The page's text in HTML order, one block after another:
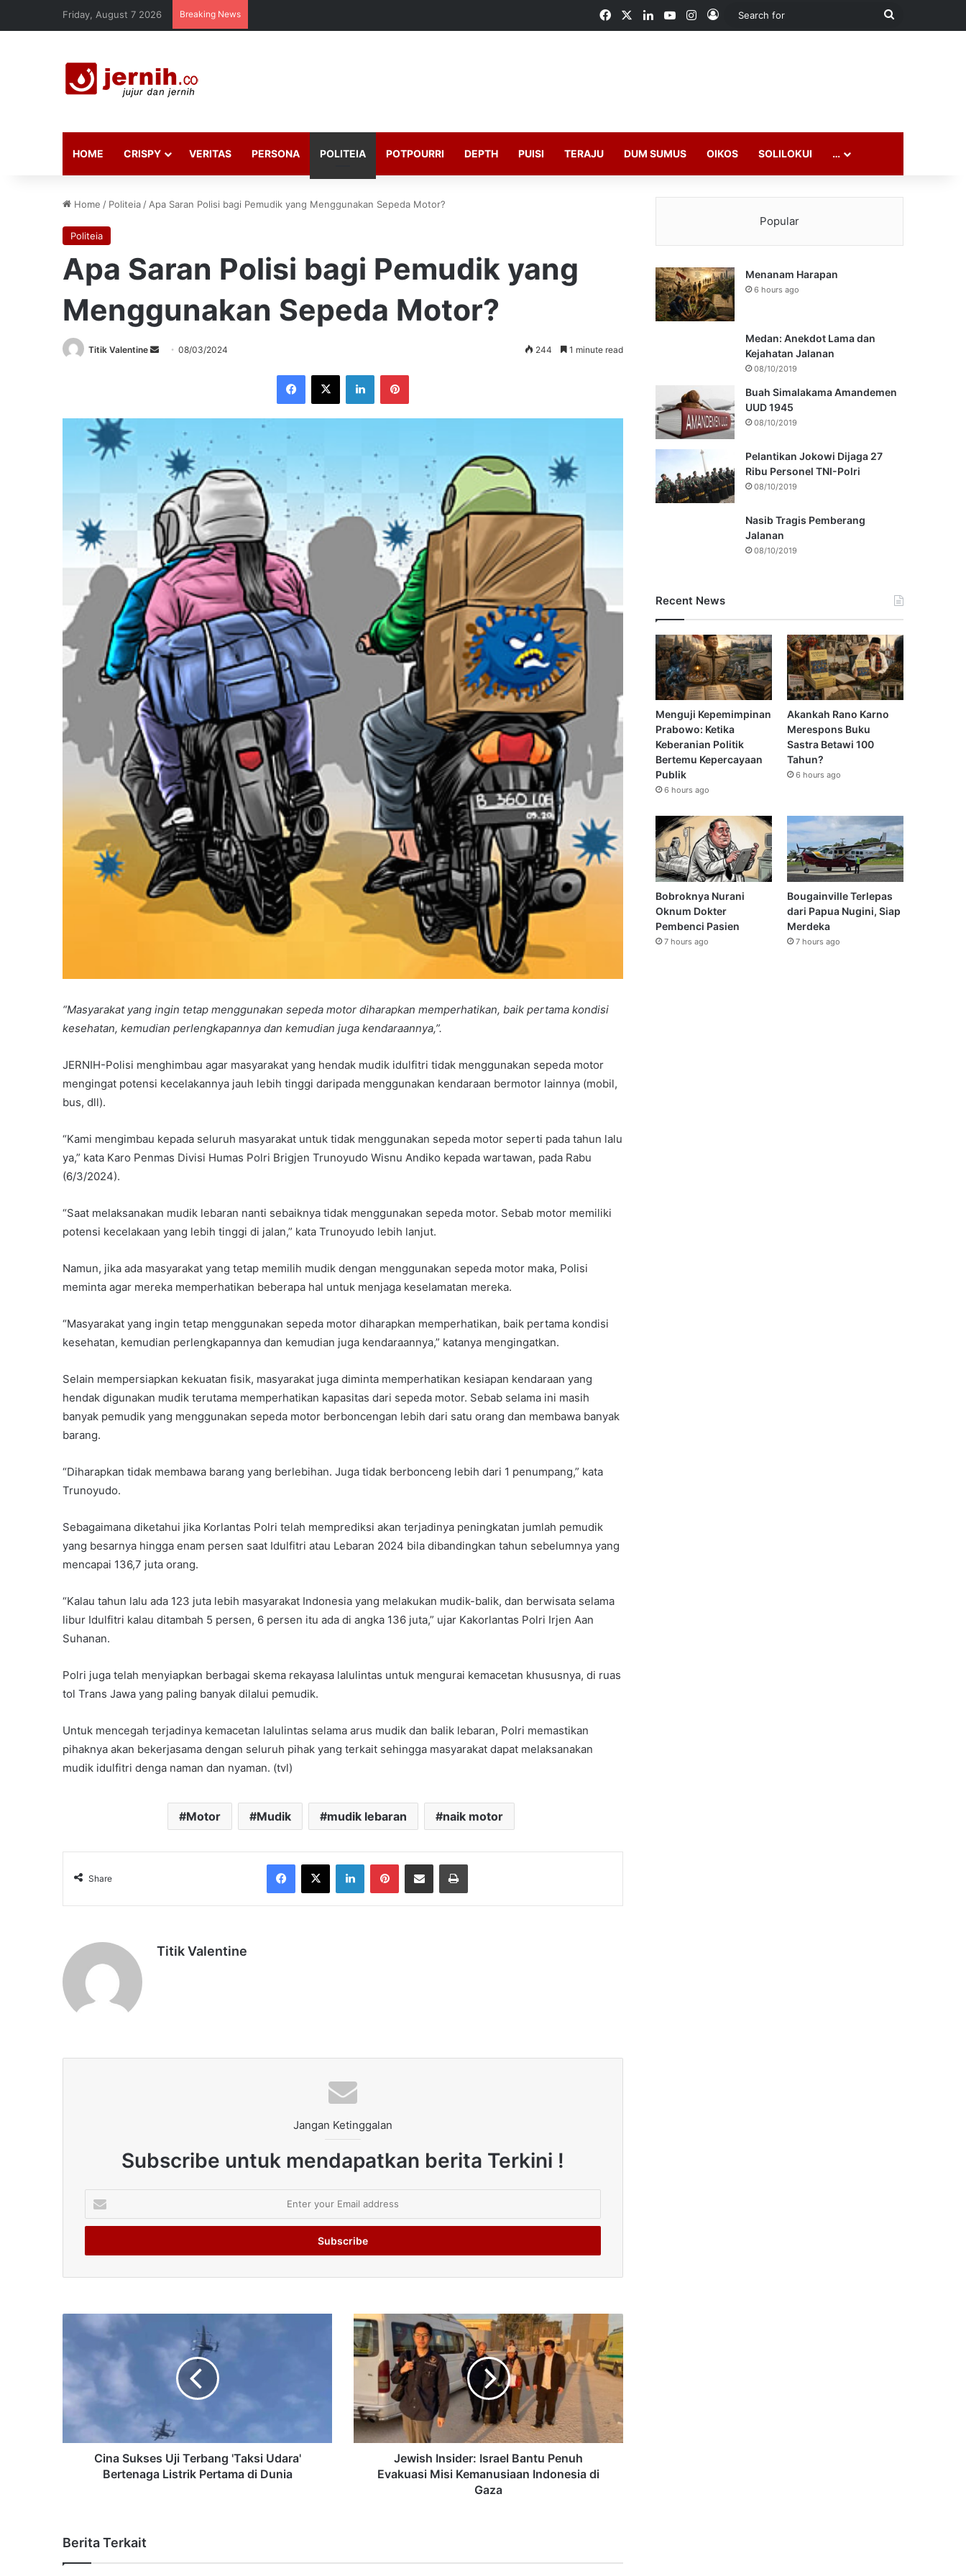
Friday, August 7 2026 Breaking News FacebookLinkedInYouTubeInstagram
Log In
Search
HOME CRISPY VERITAS PERSONA POLITEIA POTPOURRI DEPTH PUISI TERAJU DUM SUMUS OIKOS SOLILOKUI …
Home / Politeia / Apa Saran Polisi bagi Pemudik yang Menggunakan Sepeda Motor?
Politeia
Apa Saran Polisi bagi Pemudik yang
Menggunakan Sepeda Motor?
Titik Valentine
Send08/03/2024 244 1 minute read
Facebook
X LinkedInPinterest
“Masyarakat yang ingin tetap menggunakan sepeda motor diharapkan memperhatikan, baik pertama kondisi
kesehatan, kemudian perlengkapannya dan kemudian juga kendaraannya,”.
JERNIH-Polisi menghimbau agar masyarakat yang hendak mudik idulfitri tidak menggunakan sepeda motor
mengingat potensi kecelakannya jauh lebih tinggi daripada menggunakan kendaraan bermotor lainnya (mobil,
bus, dll).
“Kami mengimbau kepada seluruh masyarakat untuk tidak menggunakan sepeda motor seperti pada tahun lalu
ya,” kata Karo Penmas Divisi Humas Polri Brigjen Trunoyudo Wisnu Andiko kepada wartawan, pada Rabu
(6/3/2024).
“Saat melaksanakan mudik lebaran nanti sebaiknya tidak menggunakan sepeda motor. Sebab motor memiliki
potensi kecelakaan yang lebih tinggi di jalan,” kata Trunoyudo lebih lanjut.
Namun, jika ada masyarakat yang tetap memilih mudik dengan menggunakan sepeda motor maka, Polisi
meminta agar mereka memperhatikan beberapa hal untuk menjaga keselamatan mereka.
“Masyarakat yang ingin tetap menggunakan sepeda motor diharapkan memperhatikan, baik pertama kondisi
kesehatan, kemudian perlengkapannya dan kemudian juga kendaraannya,” katanya mengingatkan.
Selain mempersiapkan kekuatan fisik, masyarakat juga diminta memperhatikan kesiapan kendaraan yang
hendak digunakan mudik terutama memperhatikan kapasitas dari sepeda motor. Sebab selama ini masih
banyak pemudik yang menggunakan sepeda motor berboncengan lebih dari satu orang dan membawa banyak
barang.
“Diharapkan tidak membawa barang yang berlebihan. Juga tidak berbonceng lebih dari 1 penumpang,” kata
Trunoyudo.
Sebagaimana diketahui jika Korlantas Polri telah memprediksi akan terjadinya peningkatan jumlah pemudik
yang besarnya hingga enam persen saat Idulfitri atau Lebaran 2024 bila dibandingkan tahun sebelumnya yang
mencapai 136,7 juta orang.
“Kalau tahun lalu ada 123 juta lebih masyarakat Indonesia yang melakukan mudik-balik, dan berwisata selama
libur Idulfitri kalau ditambah 5 persen, 6 persen itu ada di angka 136 juta,” ujar Kakorlantas Polri Irjen Aan
Suhanan.
Polri juga telah menyiapkan berbagai skema rekayasa lalulintas untuk mengurai kemacetan khususnya, di ruas
tol Trans Jawa yang paling banyak dilalui pemudik.
Untuk mencegah terjadinya kemacetan lalulintas selama arus mudik dan balik lebaran, Polri memastikan
pihaknya akan bekerjasama dengan seluruh pihak yang terkait sehingga masyarakat dapat melaksanakan
mudik idulfitri denga naman dan nyaman. (tvl)
Motor Mudik mudik lebaran naik motor
Share
Facebook
X LinkedInPinterestShare via Email Print
Titik Valentine
Jangan Ketinggalan
Subscribe untuk mendapatkan berita Terkini !
your
Email
Cina Sukses Uji Terbang 'Taksi Udara'
Bertenaga Listrik Pertama di Dunia
Jewish Insider: Israel Bantu Penuh
Evakuasi Misi Kemanusiaan Indonesia di
Gaza
Berita Terkait
Popular
Menanam Harapan
6 hours ago
Medan: Anekdot Lama dan
Kejahatan Jalanan
08/10/2019
Buah Simalakama Amandemen
UUD 1945
08/10/2019
Pelantikan Jokowi Dijaga 27
Ribu Personel TNI-Polri
08/10/2019
Nasib Tragis Pemberang
Jalanan
08/10/2019
Recent News
Menguji Kepemimpinan
Prabowo: Ketika
Keberanian Politik
Bertemu Kepercayaan
Publik
6 hours ago
Akankah Rano Karno
Merespons Buku
Sastra Betawi 100
Tahun?
6 hours ago
Bobroknya Nurani
Oknum Dokter
Pembenci Pasien
7 hours ago
Bougainville Terlepas
dari Papua Nugini, Siap
Merdeka
7 hours ago